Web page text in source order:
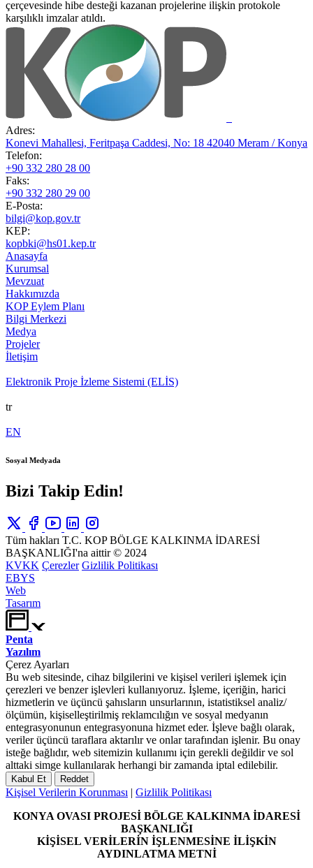
çerçevesinde hibe desteği kazanan projelerine ilişkin protokole
karşılıklı imzalar atıldı.
Adres:
Konevi Mahallesi, Feritpaşa Caddesi, No: 18 42040 Meram / Konya
Telefon:
+90 332 280 28 00
Faks:
+90 332 280 29 00
E-Posta:
bilgi@kop.gov.tr
KEP:
kopbki@hs01.kep.tr
Anasayfa
Kurumsal
Mevzuat
Hakkımızda
KOP Eylem Planı
Bilgi Merkezi
Medya
Projeler
İletişim
Elektronik Proje İzleme Sistemi (ELİS)
tr
EN
Sosyal Medyada
Bizi Takip Edin!
Tüm hakları T.C. KOP BÖLGE KALKINMA İDARESİ
BAŞKANLIĞI'na aittir © 2024
KVKK Çerezler Gizlilik Politikası
EBYS
Web
Tasarım
Penta
Yazılım
Çerez Ayarları
Bu web sitesinde, cihaz bilgilerini ve kişisel verileri işlemek için
çerezleri ve benzer işlevleri kullanıyoruz. İşleme, içeriğin, harici
hizmetlerin ve üçüncü şahısların unsurlarının, istatistiksel analiz/
ölçümün, kişiselleştirilmiş reklamcılığın ve sosyal medyanın
entegrasyonunun entegrasyonuna hizmet eder. İşleve bağlı olarak,
veriler üçüncü taraflara aktarılır ve onlar tarafından işlenir. Bu onay
isteğe bağlıdır, web sitemizin kullanımı için gerekli değildir ve sol
alttaki simge kullanılarak herhangi bir zamanda iptal edilebilir.
Kabul Et Reddet
Kişisel Verilerin Korunması | Gizlilik Politikası
KONYA OVASI PROJESİ BÖLGE KALKINMA İDARESİ
BAŞKANLIĞI
KİŞİSEL VERİLERİN İŞLENMESİNE İLİŞKİN
AYDINLATMA METNİ